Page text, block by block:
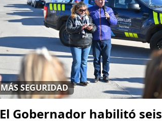
MÁS SEGURIDAD
El Gobernador habilitó seis